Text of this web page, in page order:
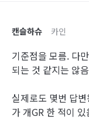
캔슬하슈 카인
기준점을 모름. 다
되는 것 같지는 않음
실제로도 몇번 답
가 개GR 한 적이 있